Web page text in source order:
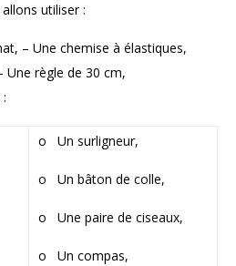
utiliser :
– Une chemise à élastiques,
Une règle de 30 cm,
o Un surligneur,
o Un bâton de colle,
o Une paire de ciseaux,
o Un compas,